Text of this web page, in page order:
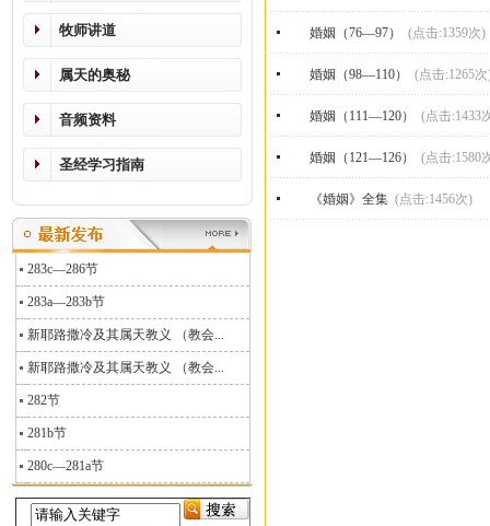
牧师讲道
属天的奥秘
音频资料
圣经学习指南
283c—286节
283a—283b节
新耶路撒冷及其属天教义 （教会...
新耶路撒冷及其属天教义 （教会...
282节
281b节
280c—281a节
婚姻（76—97） (点击:1359次)
婚姻（98—110） (点击:1265
婚姻（111—120） (点击:1433
婚姻（121—126） (点击:1580
《婚姻》全集 (点击:1456次)